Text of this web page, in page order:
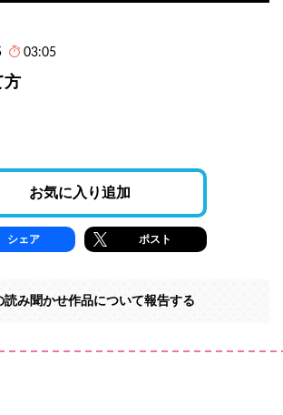
03:05
方
お気に入り追加
シェア ポスト
読み聞かせ作品について報告する